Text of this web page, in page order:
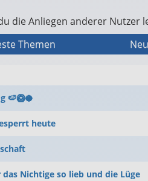
die Anliegen anderer Nutzer
Themen
🍉🥝🥥
heute
Nichtige so lieb und die Lüge